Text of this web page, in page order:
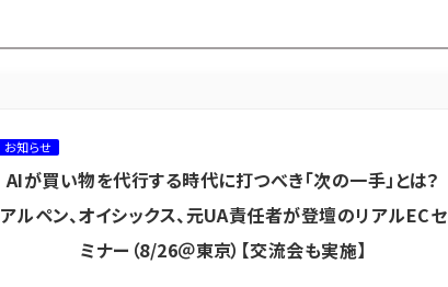
カテゴリ／種別 から探す セミナー／イベント から探す
お知らせ
AIが買い物を代行する時代に打つべき「次の一手」とは？
アルペン、オイシックス、元UA責任者が登壇のリアルECセ
ミナー（8/26＠東京）【交流会も実施】